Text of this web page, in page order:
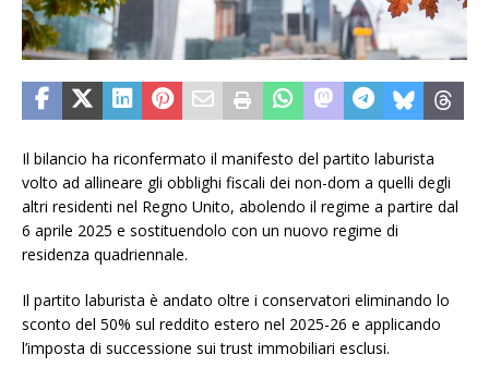
Il bilancio ha riconfermato il manifesto del partito laburista
volto ad allineare gli obblighi fiscali dei non-dom a quelli degli
altri residenti nel Regno Unito, abolendo il regime a partire dal
6 aprile 2025 e sostituendolo con un nuovo regime di
residenza quadriennale.
Il partito laburista è andato oltre i conservatori eliminando lo
sconto del 50% sul reddito estero nel 2025-26 e applicando
l’imposta di successione sui trust immobiliari esclusi.